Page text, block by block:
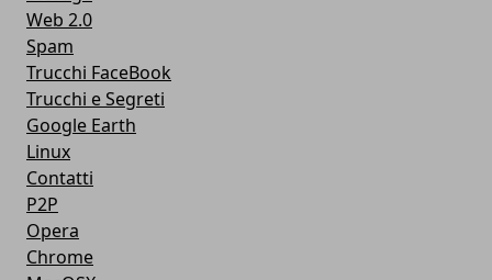
Web 2.0
Spam
Trucchi FaceBook
Trucchi e Segreti
Google Earth
Linux
Contatti
P2P
Opera
Chrome